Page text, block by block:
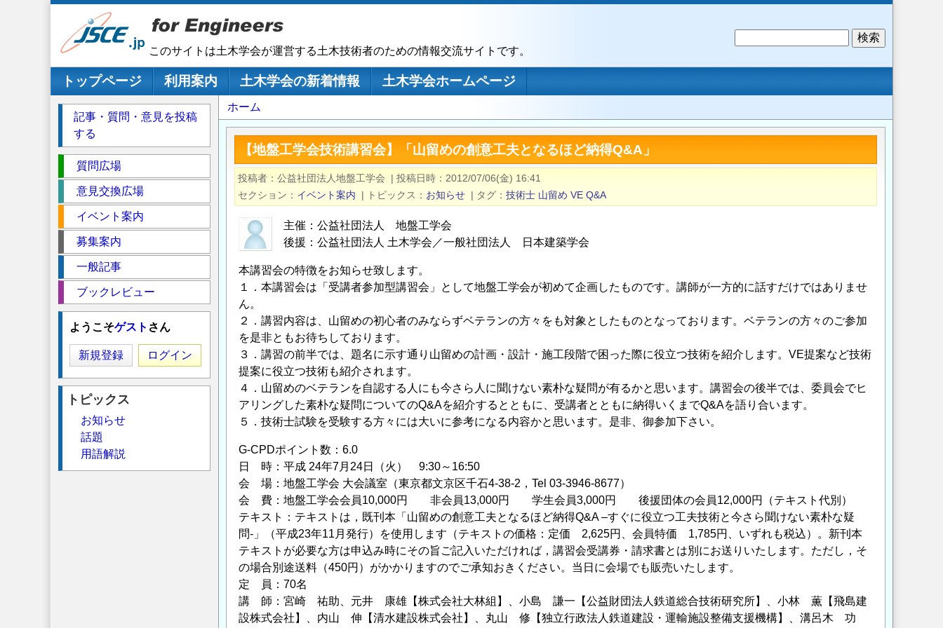
このサイトは土木学会が運営する土木技術者のための情報交流サイトです。
メインナビゲーション
トップページ 利用案内 土木学会の新着情報
土木学会ホームページ
パ
ン
ず
ホーム
【地盤工学会技術講習会】「山留めの創意工夫となるほど納得Q&A」
投稿者 公益社団法人地盤工学会 | 投稿日時
2012/07/06(金) 16:41
セクション
イベント案内 | トピックス お知らせ | タグ 技術士 山留め VE Q&A
主催：公益社団法人 地盤工学会
後援：公益社団法人 土木学会／一般社団法人 日本建築学会
本講習会の特徴をお知らせ致します。
１．本講習会は「受講者参加型講習会」として地盤工学会が初めて企画したものです。講師が一方的に話すだけではありませ
ん。
２．講習内容は、山留めの初心者のみならずベテランの方々をも対象としたものとなっております。ベテランの方々のご参加
を是非ともお待ちしております。
３．講習の前半では、題名に示す通り山留めの計画・設計・施工段階で困った際に役立つ技術を紹介します。VE提案など技術
提案に役立つ技術も紹介されます。
４．山留めのベテランを自認する人にも今さら人に聞けない素朴な疑問が有るかと思います。講習会の後半では、委員会でヒ
アリングした素朴な疑問についてのQ&Aを紹介するとともに、受講者とともに納得いくまでQ&Aを語り合います。
５．技術士試験を受験する方々には大いに参考になる内容かと思います。是非、御参加下さい。
G-CPDポイント数：6.0
日 時：平成 24年7月24日（火） 9:30～16:50
会 場：地盤工学会 大会議室（東京都文京区千石4-38-2，Tel 03-3946-8677）
会 費：地盤工学会会員10,000円 非会員13,000円 学生会員3,000円 後援団体の会員12,000円（テキスト代別）
テキスト：テキストは，既刊本「山留めの創意工夫となるほど納得Q&A –すぐに役立つ工夫技術と今さら聞けない素朴な疑
問-」（平成23年11月発行）を使用します（テキストの価格：定価 2,625円、会員特価 1,785円、いずれも税込）。新刊本
テキストが必要な方は申込み時にその旨ご記入いただければ，講習会受講券・請求書とは別にお送りいたします。ただし，そ
の場合別途送料（450円）がかかりますのでご承知おきください。当日に会場でも販売いたします。
定 員：70名
講 師：宮崎 祐助、元井 康雄【株式会社大林組】、小島 謙一【公益財団法人鉄道総合技術研究所】、小林 薫【飛島建
設株式会社】、内山 伸【清水建設株式会社】、丸山 修【独立行政法人鉄道建設・運輸施設整備支援機構】、溝呂木 功
記事・質問・意見を投稿
する
ク
シ
質問広場
意見交換広場
イベント案内
募集案内
一般記事
ブックレビュー
ようこそゲスト さん
新規登録 ログイン
トピックス
お知らせ
話題
用語解説